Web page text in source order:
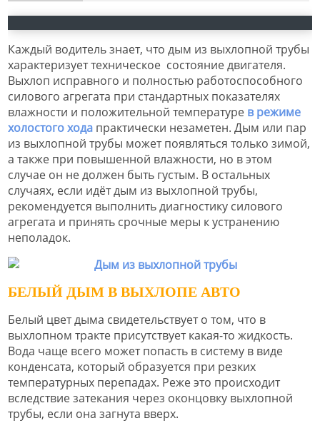
Каждый водитель знает, что дым из выхлопной трубы
характеризует техническое состояние двигателя.
Выхлоп исправного и полностью работоспособного
силового агрегата при стандартных показателях
влажности и положительной температуре в режиме
холостого хода практически незаметен. Дым или пар
из выхлопной трубы может появляться только зимой,
а также при повышенной влажности, но в этом
случае он не должен быть густым. В остальных
случаях, если идёт дым из выхлопной трубы,
рекомендуется выполнить диагностику силового
агрегата и принять срочные меры к устранению
неполадок.
БЕЛЫЙ ДЫМ В ВЫХЛОПЕ АВТО
Белый цвет дыма свидетельствует о том, что в
выхлопном тракте присутствует какая-то жидкость.
Вода чаще всего может попасть в систему в виде
конденсата, который образуется при резких
температурных перепадах. Реже это происходит
вследствие затекания через оконцовку выхлопной
трубы, если она загнута вверх.